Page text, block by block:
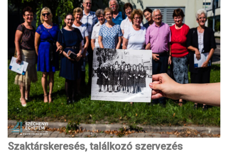
Szaktárskeresés, találkozó szervezés